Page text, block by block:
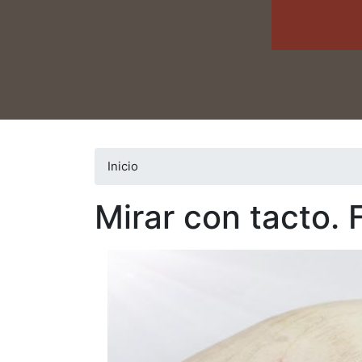
Inicio
Mirar con tacto.